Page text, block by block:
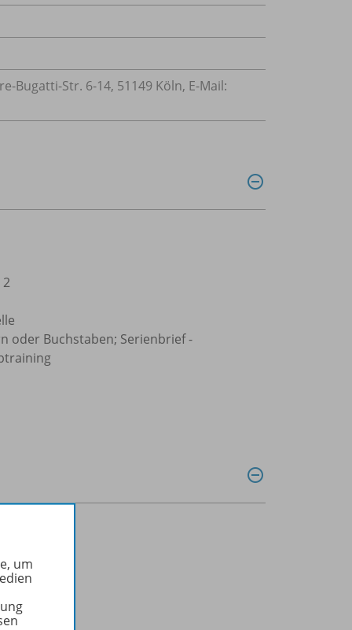
Bugatti-Str. 6-14, 51149 Köln, E-Mail:
2
oder Buchstaben; Serienbrief -
um